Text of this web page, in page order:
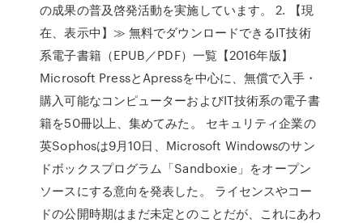
の成果の普及啓発活動を実施しています。 2. 【現
在、表示中】≫ 無料でダウンロードできるIT技術
系電子書籍（EPUB／PDF）一覧【2016年版】
Microsoft PressとApressを中心に、無償で入手・
購入可能なコンピューターおよびIT技術系の電子書
籍を50冊以上、集めてみた。 セキュリティ企業の
英Sophosは9月10日、Microsoft Windowsのサン
ドボックスプログラム「Sandboxie」をオープン
ソースにする意向を発表した。 ライセンスやコー
ドの公開時期はまだ未定とのことだが、これにあわ